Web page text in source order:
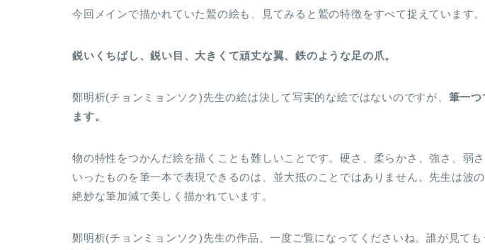
今回メインで描かれていた鷲の絵も、見てみると鷲の特徴をすべて捉えています。
鋭いくちばし、鋭い目、大きくて頑丈な翼、鉄のような足の爪。
鄭明析(チョンミョンソク)先生の絵は決して写実的な絵ではないのですが、 筆一つ
ます。
物の特性をつかんだ絵を描くことも難しいことです。硬さ、柔らかさ、強さ、弱
いったものを筆一本で表現できるのは、並大抵のことではありません。先生は波の
絶妙な筆加減で美しく描かれています。
鄭明析(チョンミョンソク)先生の作品、一度ご覧になってくださいね。誰が見て